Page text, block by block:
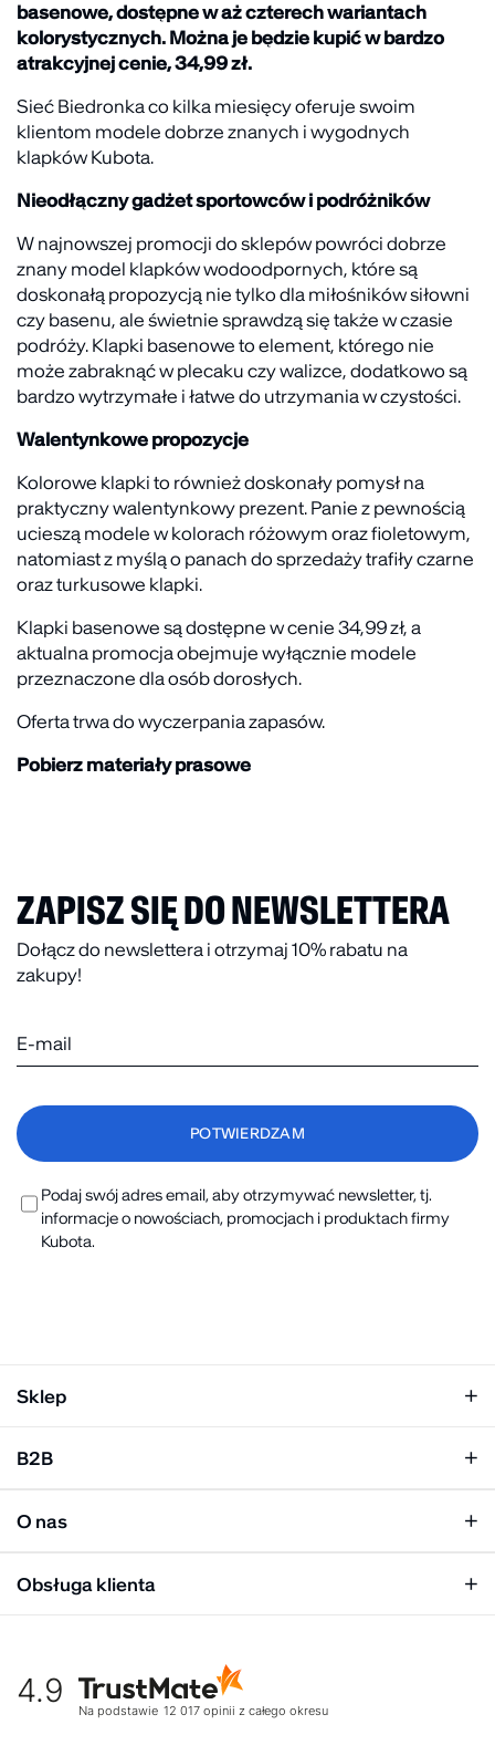
basenowe, dostępne w aż czterech wariantach
kolorystycznych. Można je będzie kupić w bardzo
atrakcyjnej cenie, 34,99 zł.
Sieć Biedronka co kilka miesięcy oferuje swoim
klientom modele dobrze znanych i wygodnych
klapków Kubota.
Nieodłączny gadżet sportowców i podróżników
W najnowszej promocji do sklepów powróci dobrze
znany model klapków wodoodpornych, które są
doskonałą propozycją nie tylko dla miłośników siłowni
czy basenu, ale świetnie sprawdzą się także w czasie
podróży. Klapki basenowe to element, którego nie
może zabraknąć w plecaku czy walizce, dodatkowo są
bardzo wytrzymałe i łatwe do utrzymania w czystości.
Walentynkowe propozycje
Kolorowe klapki to również doskonały pomysł na
praktyczny walentynkowy prezent. Panie z pewnością
ucieszą modele w kolorach różowym oraz fioletowym,
natomiast z myślą o panach do sprzedaży trafiły czarne
oraz turkusowe klapki.
Klapki basenowe są dostępne w cenie 34,99 zł, a
aktualna promocja obejmuje wyłącznie modele
przeznaczone dla osób dorosłych.
Oferta trwa do wyczerpania zapasów.
Pobierz materiały prasowe
ZAPISZ SIĘ DO NEWSLETTERA
Dołącz do newslettera i otrzymaj 10% rabatu na
zakupy!
Podaj swój adres email, aby otrzymywać newsletter, tj.
informacje o nowościach, promocjach i produktach firmy
Kubota.
Sklep
Klapki męskie
Mężczyzna
B2B
Panel hurtowy
O nas
Biuro prasowe
Kultura organizacyjna
Rekrutujemy
Obsługa klienta
Warunki dostawy
Zwroty
4.9
Na podstawie 12 017opinii z całego okresu